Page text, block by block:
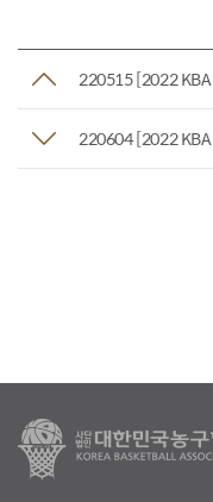
220515 [2022 KBA
220604 [2022 KBA